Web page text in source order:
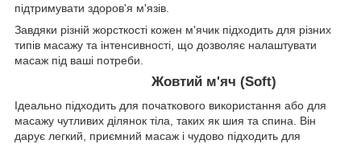
підтримувати здоров'я м'язів.
Завдяки різній жорсткості кожен м'ячик підходить для різних
типів масажу та інтенсивності, що дозволяє налаштувати
масаж під ваші потреби.
Жовтий м'яч (Soft)
Ідеально підходить для початкового використання або для
масажу чутливих ділянок тіла, таких як шия та спина. Він
дарує легкий, приємний масаж і чудово підходить для